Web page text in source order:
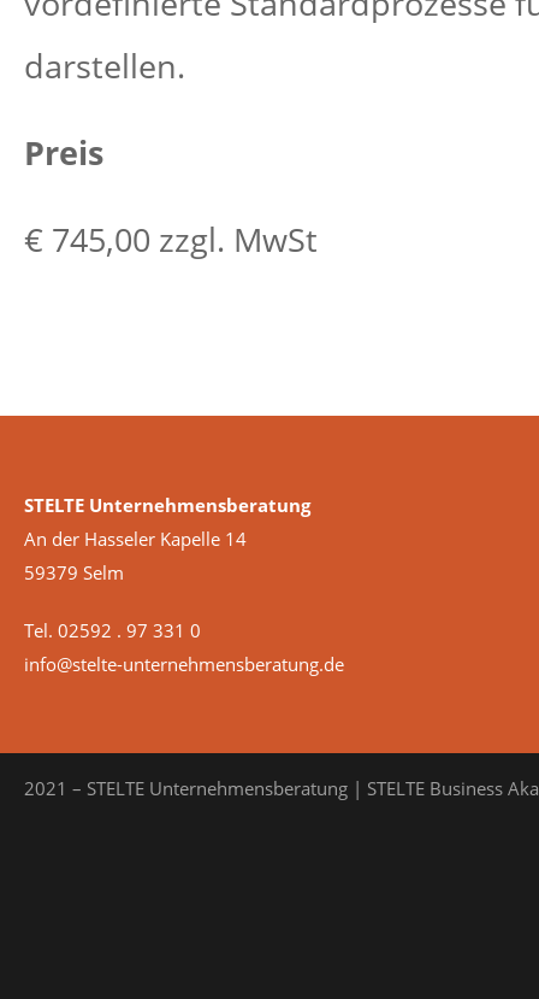
darstellen.
Preis
€ 745,00 zzgl. MwSt
STELTE Unternehmensberatung
An der Hasseler Kapelle 14
59379 Selm
Tel. 02592 . 97 331 0
info@stelte-unternehmensberatung.de
2021 – STELTE Unternehmensberatung | STELTE Business